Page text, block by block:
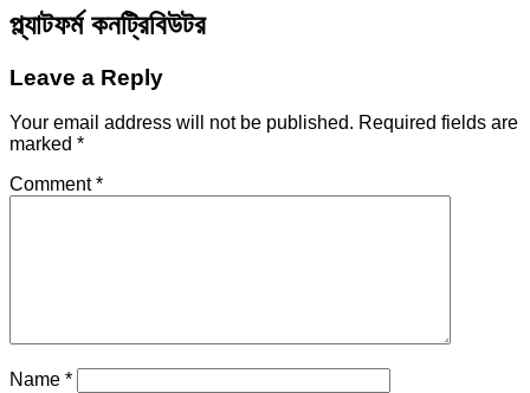
প্ল্যাটফর্ম কনট্রিবিউটর
Leave a Reply
Your email address will not be published. Required fields are
marked *
Comment*
Name *